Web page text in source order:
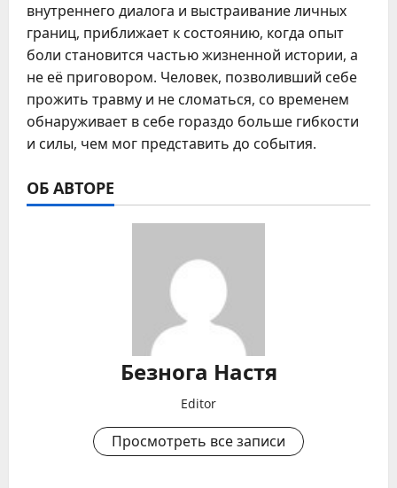
внутреннего диалога и выстраивание личных
границ, приближает к состоянию, когда опыт
боли становится частью жизненной истории, а
не её приговором. Человек, позволивший себе
прожить травму и не сломаться, со временем
обнаруживает в себе гораздо больше гибкости
и силы, чем мог представить до события.
ОБ АВТОРЕ
Безнога Настя
Editor
Просмотреть все записи